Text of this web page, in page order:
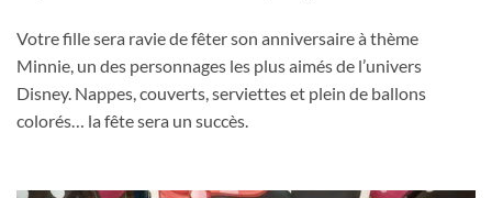
Votre fille sera ravie de fêter son anniversaire à thème
Minnie, un des personnages les plus aimés de l’univers
Disney. Nappes, couverts, serviettes et plein de ballons
colorés… la fête sera un succès.